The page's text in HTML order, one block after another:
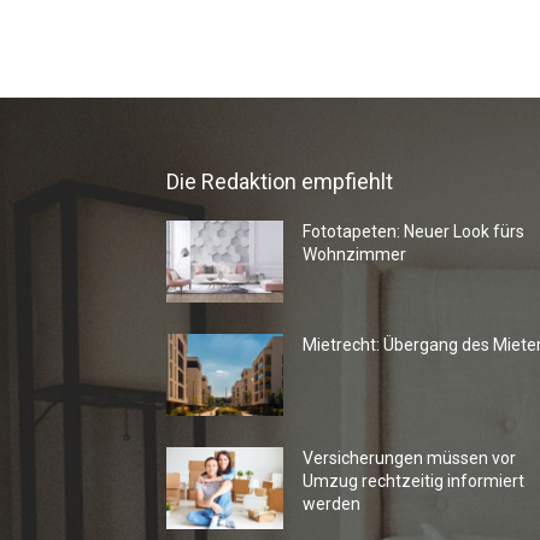
Die Redaktion empfiehlt
Fototapeten: Neuer Look fürs
Wohnzimmer
Mietrecht: Übergang des
Versicherungen müssen vor
Umzug rechtzeitig informiert
werden